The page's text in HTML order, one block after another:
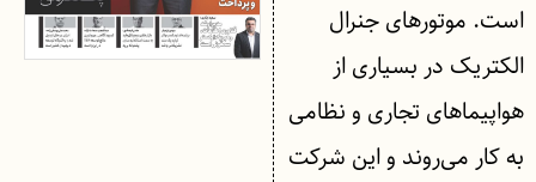
است. موتورهای جنرال
الکتریک در بسیاری از
هواپیماهای تجاری و نظامی
به کار می‌روند و این شرکت